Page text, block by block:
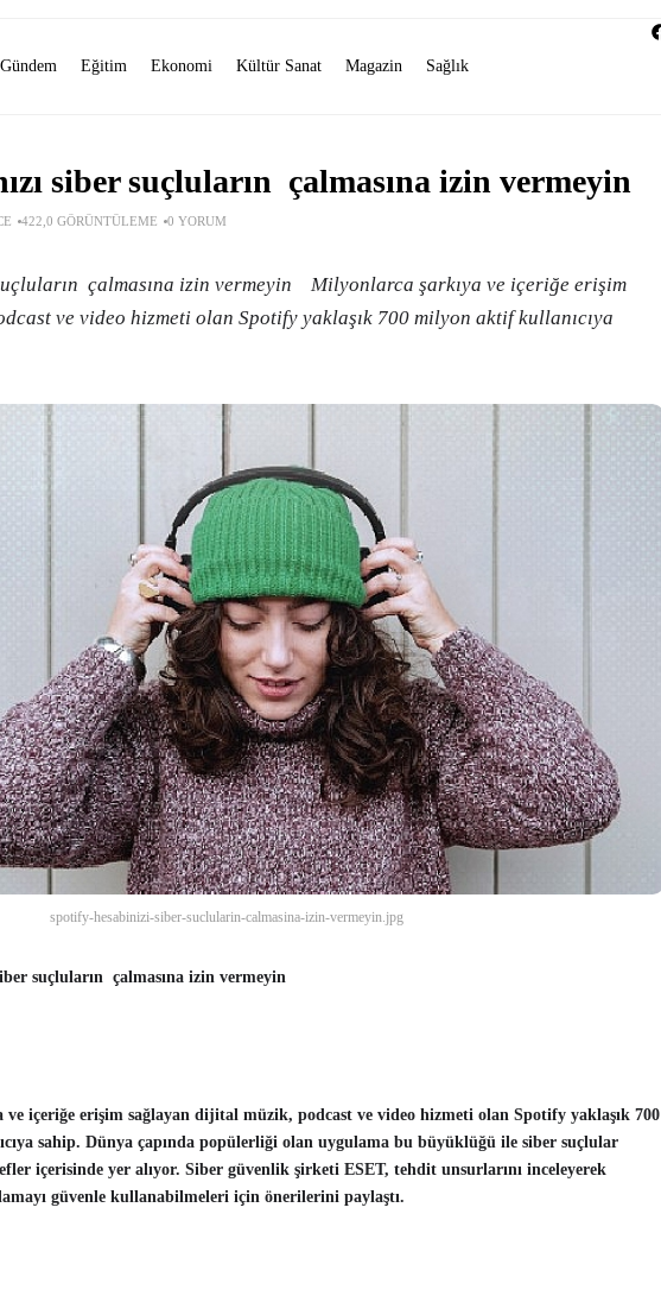
Gündem Eğitim Ekonomi Kültür Sanat Magazin Sağlık
siber suçluların çalmasına izin vermeyin
422,0 GÖRÜNTÜLEME 0 YORUM
çalmasına izin vermeyin Milyonlarca şarkıya ve içeriğe erişim
ve video hizmeti olan Spotify yaklaşık 700 milyon aktif kullanıcıya
spotify-hesabinizi-siber-suclularin-calmasina-izin-vermeyin.jpg
suçluların çalmasına izin vermeyin
ve içeriğe erişim sağlayan dijital müzik, podcast ve video hizmeti olan Spotify yaklaşık 700
sahip. Dünya çapında popülerliği olan uygulama bu büyüklüğü ile siber suçlular
içerisinde yer alıyor. Siber güvenlik şirketi ESET, tehdit unsurlarını inceleyerek
güvenle kullanabilmeleri için önerilerini paylaştı.